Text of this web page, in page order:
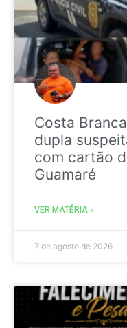
Costa
dupla
com cartão
Guamaré
VER MATÉRIA »
7 de agosto de 2026